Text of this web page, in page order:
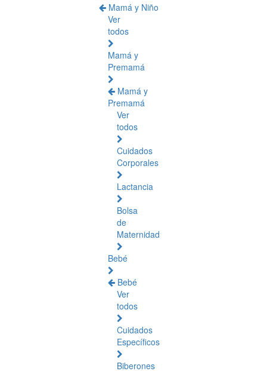
Mamá y Niño
Ver
todos
Mamá y
Premamá
Mamá y
Premamá
Ver
todos
Cuidados
Corporales
Lactancia
Bolsa
de
Maternidad
Bebé
Bebé
Ver
todos
Cuidados
Específicos
Biberones